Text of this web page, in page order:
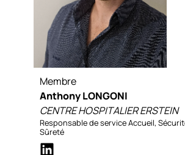
Membre
Anthony LONGONI
CENTRE HOSPITALIER ERSTEIN
Responsable de service Accueil,
Sûreté